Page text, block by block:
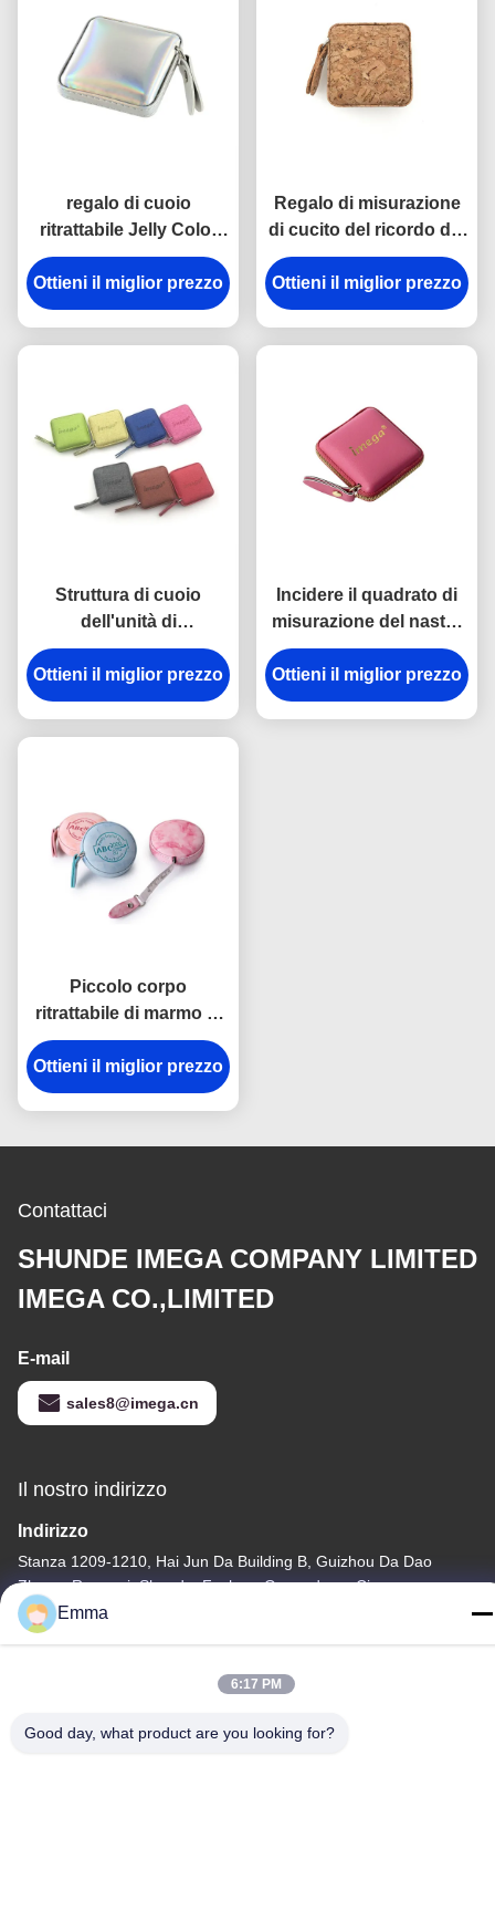
regalo di cuoio
ritrattabile Jelly Color
del ricordo dell'unità di
elaborazione di misura
di nastro di 15mm
Ottieni il miglior prezzo
Regalo di misurazione
di cucito del ricordo del
quadrato 15mm
dell'ABS dell'unità di
elaborazione del nastro
Ottieni il miglior prezzo
Struttura di cuoio
dell'unità di
elaborazione Mini
Retractable Tape
Measure Fabric
Ottieni il miglior prezzo
Incidere il quadrato di
misurazione del nastro
del regalo ha impresso
l'unità di elaborazione
dell'ABS di logo
Ottieni il miglior prezzo
Piccolo corpo
ritrattabile di marmo di
misura di nastro di
struttura 15mm che
incide logo
Ottieni il miglior prezzo
Contattaci
SHUNDE IMEGA COMPANY LIMITED
IMEGA CO.,LIMITED
E-mail
sales8@imega.cn
Il nostro indirizzo
Indirizzo
Stanza 1209-1210, Hai Jun Da Building B, Guizhou Da Dao
Zhong, Ronggui, Shunde, Foshan, Guangdong, Cina
tel
Emma
6:17 PM
Good day, what product are you looking for?